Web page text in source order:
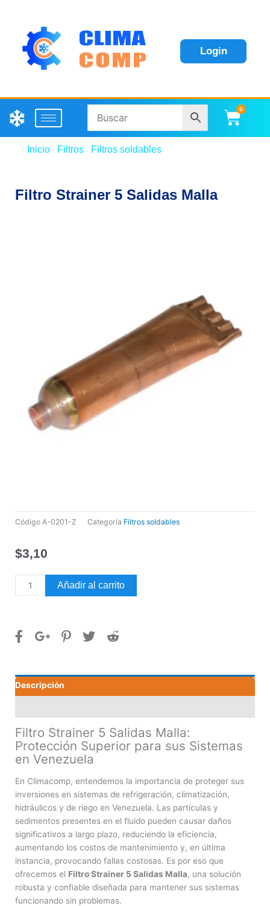
Login
0
Inicio Filtros Filtros soldables
Filtro Strainer 5 Salidas Malla
Código A-0201-Z Categoría Filtros soldables
$3,10
Filtro
Strainer
Malla
Añadir al carrito
Descripción
Filtro Strainer 5 Salidas Malla:
Protección Superior para sus Sistemas
en Venezuela
En Climacomp, entendemos la importancia de proteger sus
inversiones en sistemas de refrigeración, climatización,
hidráulicos y de riego en Venezuela. Las partículas y
sedimentos presentes en el fluido pueden causar daños
significativos a largo plazo, reduciendo la eficiencia,
aumentando los costos de mantenimiento y, en última
instancia, provocando fallas costosas. Es por eso que
ofrecemos el Filtro Strainer 5 Salidas Malla, una solución
robusta y confiable diseñada para mantener sus sistemas
funcionando sin problemas.